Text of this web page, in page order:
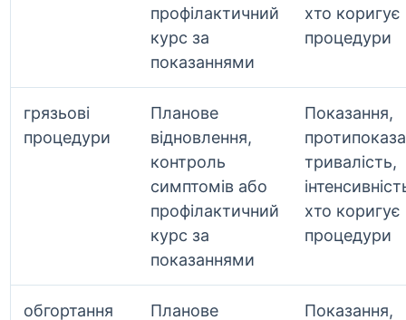
профілактичний
курс за
показаннями
хто коригує
процедури
грязьові
процедури
Планове
відновлення,
контроль
симптомів або
профілактичний
курс за
показаннями
Показання,
тривалість,
хто коригує
процедури
обгортання
Планове
Показання,